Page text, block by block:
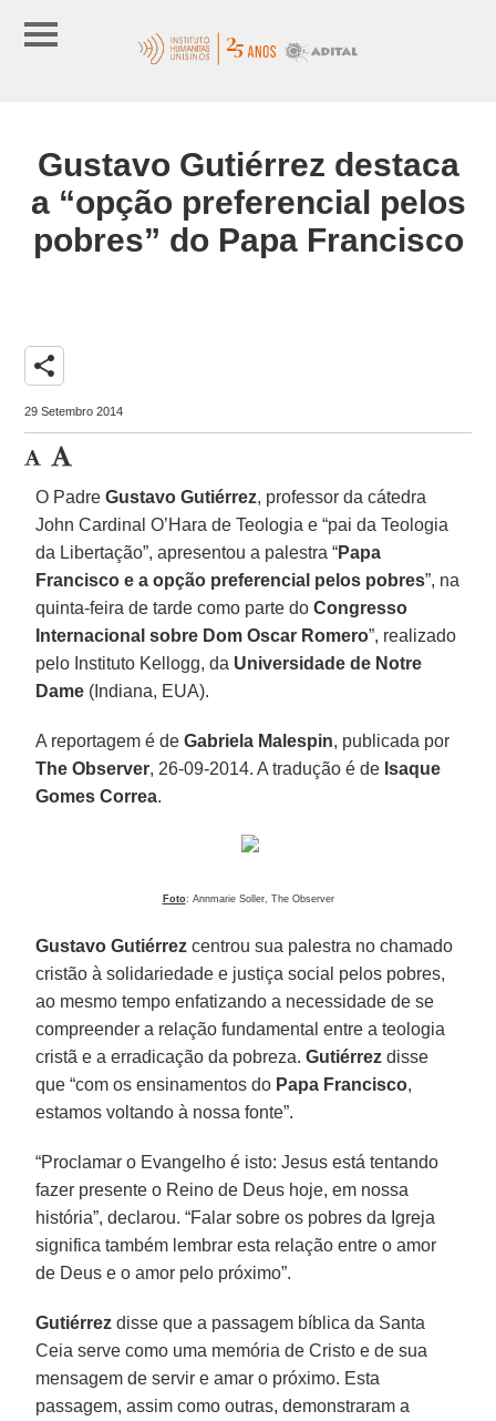
Gustavo Gutiérrez destaca
a “opção preferencial pelos
pobres” do Papa Francisco
share
29 Setembro 2014
O PadreGustavo Gutiérrez, professor da cátedra
John Cardinal O’Hara de Teologia e “pai da Teologia
da Libertação”, apresentou a palestra “Papa
Francisco e a opção preferencial pelos pobres”, na
quinta-feira de tarde como parte doCongresso
Internacional sobre Dom Oscar Romero”, realizado
pelo Instituto Kellogg, da Universidade de Notre
Dame (Indiana, EUA).
A reportagem é deGabriela Malespin, publicada por
The Observer, 26-09-2014. A tradução é de Isaque
Gomes Correa.
Foto: Annmarie Soller, The Observer
Gustavo Gutiérrez centrou sua palestra no chamado
cristão à solidariedade e justiça social pelos pobres,
ao mesmo tempo enfatizando a necessidade de se
compreender a relação fundamental entre a teologia
cristã e a erradicação da pobreza.Gutiérrez disse
que “com os ensinamentos do Papa Francisco,
estamos voltando à nossa fonte”.
“Proclamar o Evangelho é isto: Jesus está tentando
fazer presente o Reino de Deus hoje, em nossa
história”, declarou. “Falar sobre os pobres da Igreja
significa também lembrar esta relação entre o amor
de Deus e o amor pelo próximo”.
Gutiérrez disse que a passagem bíblica da Santa
Ceia serve como uma memória de Cristo e de sua
mensagem de servir e amar o próximo. Esta
passagem, assim como outras, demonstraram a